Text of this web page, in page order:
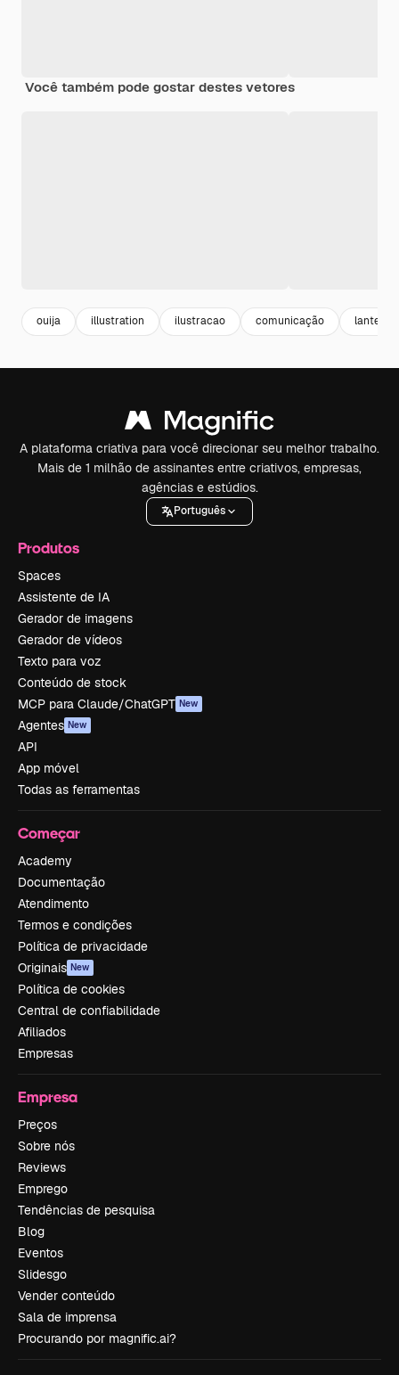
Você também pode gostar destes vetores
ouija illustration ilustracao comunicação lanterna
A plataforma criativa para você direcionar seu melhor trabalho.
Mais de 1 milhão de assinantes entre criativos, empresas,
agências e estúdios.
Português
Produtos
Spaces
Assistente de IA
Gerador de imagens
Gerador de vídeos
Texto para voz
Conteúdo de stock
MCP para Claude/ChatGPT New
Agentes New
API
App móvel
Todas as ferramentas
Começar
Academy
Documentação
Atendimento
Termos e condições
Política de privacidade
Originais New
Política de cookies
Central de confiabilidade
Afiliados
Empresas
Empresa
Preços
Sobre nós
Reviews
Emprego
Tendências de pesquisa
Blog
Eventos
Slidesgo
Vender conteúdo
Sala de imprensa
Procurando por magnific.ai?